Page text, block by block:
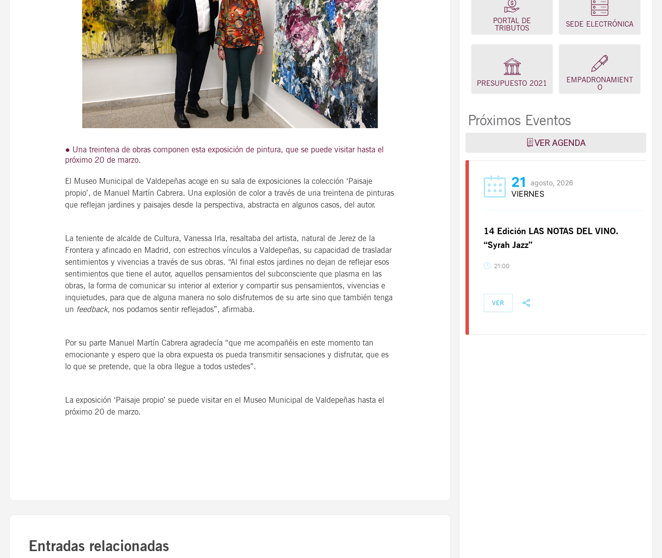
● Una treintena de obras componen esta exposición de pintura, que se puede visitar hasta el
próximo 20 de marzo.
El Museo Municipal de Valdepeñas acoge en su sala de exposiciones la colección ‘Paisaje
propio’, de Manuel Martín Cabrera. Una explosión de color a través de una treintena de pinturas
que reflejan jardines y paisajes desde la perspectiva, abstracta en algunos casos, del autor.
La teniente de alcalde de Cultura, Vanessa Irla, resaltaba del artista, natural de Jerez de la
Frontera y afincado en Madrid, con estrechos vínculos a Valdepeñas, su capacidad de trasladar
sentimientos y vivencias a través de sus obras. “Al final estos jardines no dejan de reflejar esos
sentimientos que tiene el autor, aquellos pensamientos del subconsciente que plasma en las
obras, la forma de comunicar su interior al exterior y compartir sus pensamientos, vivencias e
inquietudes, para que de alguna manera no solo disfrutemos de su arte sino que también tenga
un feedback, nos podamos sentir reflejados”, afirmaba.
Por su parte Manuel Martín Cabrera agradecía “que me acompañéis en este momento tan
emocionante y espero que la obra expuesta os pueda transmitir sensaciones y disfrutar, que es
lo que se pretende, que la obra llegue a todos ustedes”.
La exposición ‘Paisaje propio’ se puede visitar en el Museo Municipal de Valdepeñas hasta el
próximo 20 de marzo.
Entradas relacionadas
PORTAL DE
TRIBUTOS
SEDE ELECTRÓNICA
PRESUPUESTO 2021
EMPADRONAMIENT
O
Próximos Eventos
VER AGENDA
21 agosto, 2026
VIERNES
“Syrah Jazz”
21:00
VER
21 agosto, 2026
VIERNES
“Syrah Jazz”
21:00
VER
21 agosto, 2026
VIERNES
14 Edición LAS NOTAS DEL VINO.
“Syrah Jazz”
21:00
VER